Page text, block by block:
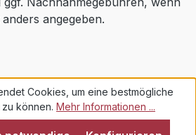
angegeben.
Cookies, um eine bestmögliche
können. Mehr Informationen ...